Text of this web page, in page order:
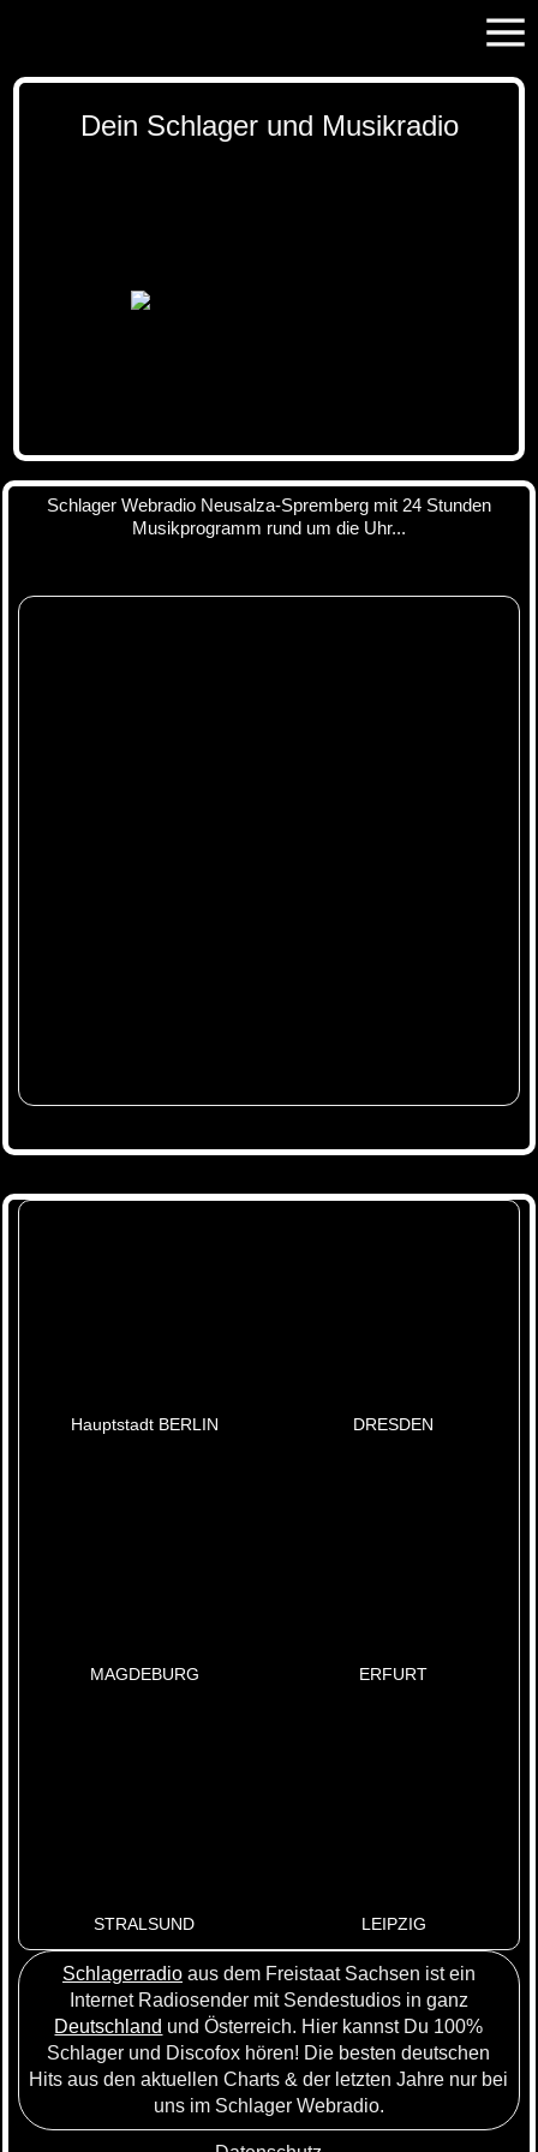
Dein Schlager und Musikradio
Schlager Webradio Neusalza-Spremberg mit 24 Stunden
Musikprogramm rund um die Uhr...
Hauptstadt BERLIN DRESDEN
MAGDEBURG ERFURT
STRALSUND LEIPZIG
Schlagerradioaus dem Freistaat Sachsen ist ein
Internet Radiosender mit Sendestudios in ganz
Deutschland und Österreich. Hier kannst Du 100%
Schlager und Discofox hören! Die besten deutschen
Hits aus den aktuellen Charts & der letzten Jahre nur bei
uns im Schlager Webradio.